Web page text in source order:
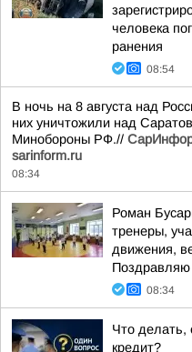
человека
ранения
08:54
В ночь на 8 августа над
них уничтожили над
Минобороны РФ.//
sarinform.ru
08:34
Роман
тренеры,
движения,
Поздравляю
08:34
Что
кредит?